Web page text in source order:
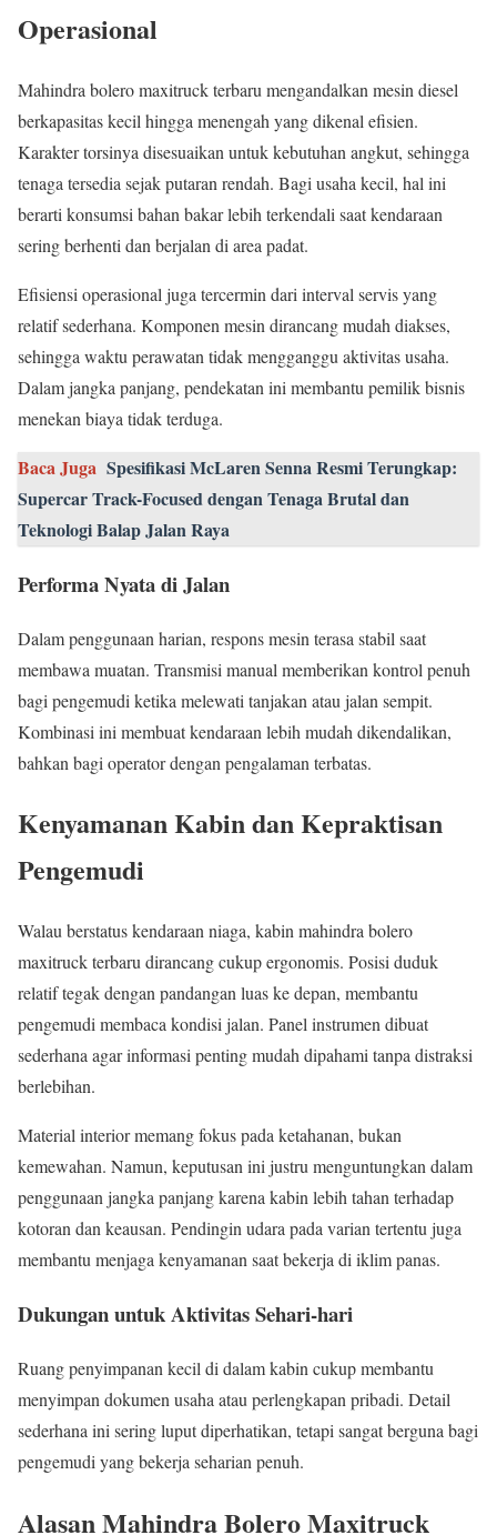
Operasional
Mahindra bolero maxitruck terbaru mengandalkan mesin diesel
berkapasitas kecil hingga menengah yang dikenal efisien.
Karakter torsinya disesuaikan untuk kebutuhan angkut, sehingga
tenaga tersedia sejak putaran rendah. Bagi usaha kecil, hal ini
berarti konsumsi bahan bakar lebih terkendali saat kendaraan
sering berhenti dan berjalan di area padat.
Efisiensi operasional juga tercermin dari interval servis yang
relatif sederhana. Komponen mesin dirancang mudah diakses,
sehingga waktu perawatan tidak mengganggu aktivitas usaha.
Dalam jangka panjang, pendekatan ini membantu pemilik bisnis
menekan biaya tidak terduga.
Baca Juga Spesifikasi McLaren Senna Resmi Terungkap:
Supercar Track-Focused dengan Tenaga Brutal dan
Teknologi Balap Jalan Raya
Performa Nyata di Jalan
Dalam penggunaan harian, respons mesin terasa stabil saat
membawa muatan. Transmisi manual memberikan kontrol penuh
bagi pengemudi ketika melewati tanjakan atau jalan sempit.
Kombinasi ini membuat kendaraan lebih mudah dikendalikan,
bahkan bagi operator dengan pengalaman terbatas.
Kenyamanan Kabin dan Kepraktisan
Pengemudi
Walau berstatus kendaraan niaga, kabin mahindra bolero
maxitruck terbaru dirancang cukup ergonomis. Posisi duduk
relatif tegak dengan pandangan luas ke depan, membantu
pengemudi membaca kondisi jalan. Panel instrumen dibuat
sederhana agar informasi penting mudah dipahami tanpa distraksi
berlebihan.
Material interior memang fokus pada ketahanan, bukan
kemewahan. Namun, keputusan ini justru menguntungkan dalam
penggunaan jangka panjang karena kabin lebih tahan terhadap
kotoran dan keausan. Pendingin udara pada varian tertentu juga
membantu menjaga kenyamanan saat bekerja di iklim panas.
Dukungan untuk Aktivitas Sehari-hari
Ruang penyimpanan kecil di dalam kabin cukup membantu
menyimpan dokumen usaha atau perlengkapan pribadi. Detail
sederhana ini sering luput diperhatikan, tetapi sangat berguna bagi
pengemudi yang bekerja seharian penuh.
Alasan Mahindra Bolero Maxitruck